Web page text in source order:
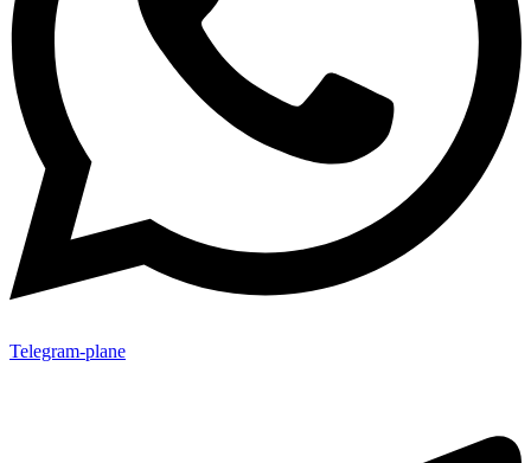
Telegram-plane